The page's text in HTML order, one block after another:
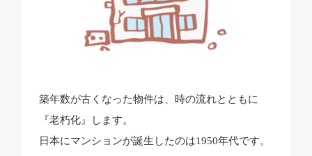
築年数が古くなった物件は、時の流れとともに
『老朽化』します。
日本にマンションが誕生したのは1950年代です。